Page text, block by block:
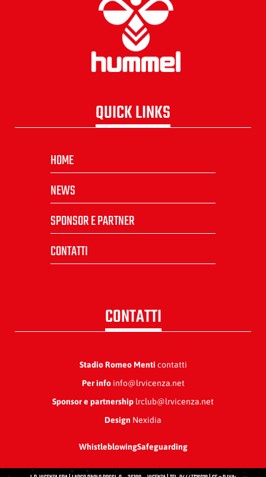
QUICK LINKS
HOME
NEWS
SPONSOR E PARTNER
CONTATTI
CONTATTI
Stadio Romeo Menti contatti
Per infoinfo@lrvicenza.net
Sponsor e partnership lrclub@lrvicenza.net
Design Nexidia
WhistleblowingSafeguarding